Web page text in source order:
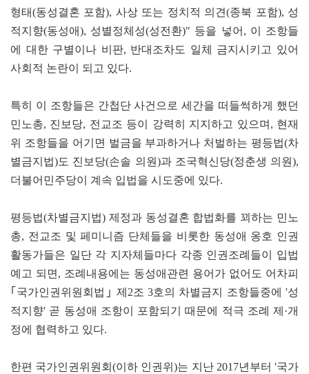
형태(동성결혼 포함), 사상 또는 정치적 의견(종북 포함), 성
적지향(동성애), 성별정체성(성전환)" 등을 넣어, 이 조항들
에 대한 구별이나 비판, 반대조차도 일체 금지시키고 있어
사회적 논란이 되고 있다.
특히 이 조항들은 간첩단 사건으로 세간을 떠들썩하게 했던
민노총, 진보당, 전교조 등이 강력히 지지하고 있으며, 현재
위 조항들을 어기면 벌금을 부과하거나 처벌하는 평등법(차
별금지법)도 진보당(손솔 의원)과 조국혁신당(정춘생 의원),
더불어민주당이 계속 입법을 시도중에 있다.
평등법(차별금지법) 제정과 동성결혼 합법화를 꾀하는 민노
총, 전교조 및 페미니즘 단체들을 비롯한 동성애 옹호 인권
활동가들은 일단 각 지자체들마다 각종 인권조례들이 입법
예고 되면, 조례내용에는 동성애관련 용어가 없어도 어차피
｢국가인권위원회법｣ 제2조 3호의 차별금지 조항들중에 '성
적지향' 곧 동성애 조항이 포함되기 때문에 적극 조례 제·개
정에 협력하고 있다.
한편 국가인권위원회(이하 인권위)는 지난 2017년부터 '국가